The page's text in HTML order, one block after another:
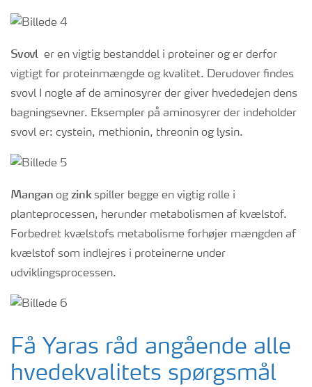
Svovler en vigtig bestanddel i proteiner og er derfor
vigtigt for proteinmængde og kvalitet. Derudover findes
svovl I nogle af de aminosyrer der giver hvededejen dens
bagningsevner. Eksempler på aminosyrer der indeholder
svovl er: cystein, methionin, threonin og lysin.
Manganog zinkspiller begge en vigtig rolle i
planteprocessen, herunder metabolismen af kvælstof.
Forbedret kvælstofs metabolisme forhøjer mængden af
kvælstof som indlejres i proteinerne under
udviklingsprocessen.
Få Yaras råd angående alle
hvedekvalitets spørgsmål